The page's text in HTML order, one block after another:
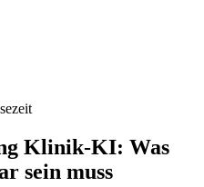
Klinik-KI: Was
sein muss